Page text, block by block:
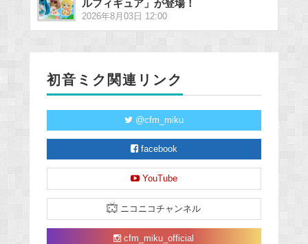
ルフィギュア」が登場！
2026年8月03日 12:00
初音ミク関連リンク
@cfm_miku
facebook
YouTube
ニコニコチャンネル
cfm_miku_official